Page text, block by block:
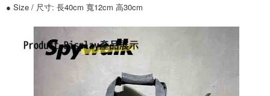
7-11付款取貨
每筆NT$70，滿NT$699(含以上)免運費
宅配
● Size / 尺寸: 長40cm 寬12cm 高30cm